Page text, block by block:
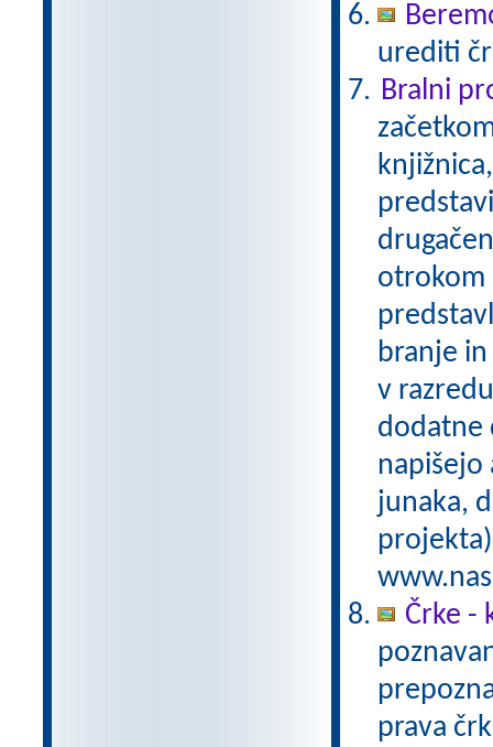
urediti
Bralni
otrokom
branje
v
dodatne
napišejo
junaka,
Črke -
prava